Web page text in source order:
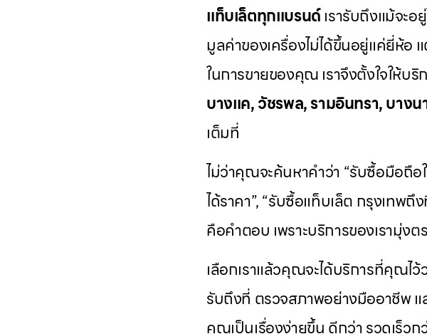
แท็บเล็ตทุกแบรนด์เรารับถึงแม้จะอ
มูลค่าของเครื่องไม่ได้ขึ้นอยู่แค่ยี่ห้อ
ในการขายของคุณ เราจึงตั้งใจให้บริ
บางแค, วัชรพล, รามอินทรา, บาง
เต็มที่
ไม่ว่าคุณจะค้นหาคำว่า “รับซื้อมือถือ
ได้ราคา”, “รับซื้อแท็บเล็ต กรุงเทพ
คือคำตอบ เพราะบริการของเรามุ่ง
เลือกเราแล้วคุณจะได้บริการที่คุณ
รับถึงที่ ตรวจสภาพอย่างมืออาชีพ
คุณเป็นเรื่องง่ายขึ้น ดีกว่า รวดเร็วก